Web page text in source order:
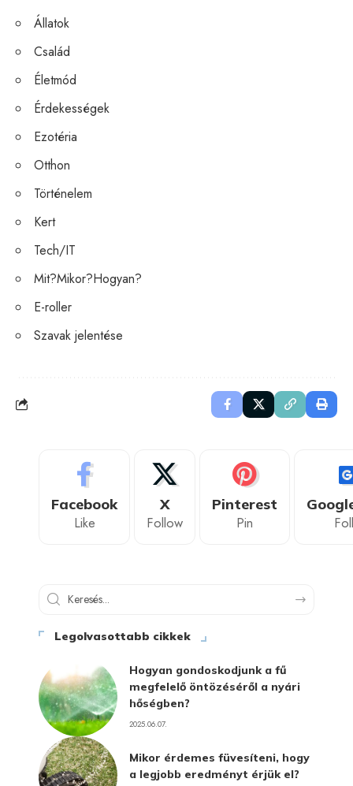
Állatok
Család
Életmód
Érdekességek
Ezotéria
Otthon
Történelem
Kert
Tech/IT
Mit?Mikor?Hogyan?
E-roller
Szavak jelentése
Facebook
Like
X
Follow
Pinterest
Pin
Legolvasottabb cikkek
Hogyan gondoskodjunk a fű
megfelelő öntözéséről a nyári
hőségben?
2025.06.07.
Mikor érdemes füvesíteni, hogy
a legjobb eredményt érjük el?